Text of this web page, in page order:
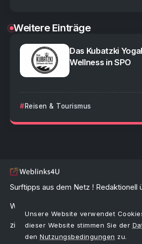
Weitere Einträge
Das Kubatzki
Wellness in SPO
Reisen & Tourismus
Surftipps aus dem Netz ! Redaktionell
Webkatalog & Linkverzeichnis zur
zielgerichteten Link-Suche im Internet.
Unsere Website verwendet
dieser Website stimmen Sie der
den Nutzungsbedingungen zu.